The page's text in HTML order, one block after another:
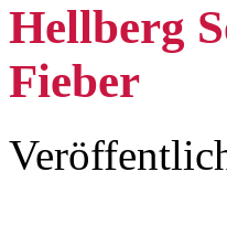
Hellberg
Fieber